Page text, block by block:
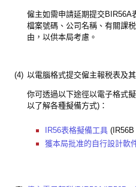
僱主如需申請延期提交BIR56A
檔案號碼、公司名稱、有關課
由，以供本局考慮。
(4) 以電腦格式提交僱主報税表及
你可透過以下途徑以電子格式
以了解各種擬備方式)：
IR56表格擬備工具
獲本局批准的自行設計軟